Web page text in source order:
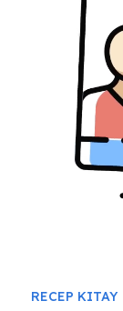
RECEP KITAY